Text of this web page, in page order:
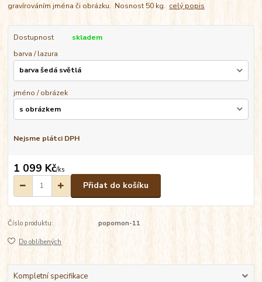
gravírováním jména či obrázku. Nosnost 50 kg. celý popis
Dostupnost
skladem
barva / lazura
jméno / obrázek
Nejsme plátci DPH
1 099 Kč/ks
Přidat do košíku
Číslo produktu: popomon-11
Do oblíbených
Kompletní specifikace